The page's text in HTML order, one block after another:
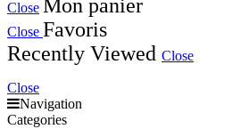
Close Mon panier
Close Favoris
Recently Viewed Close
Close
Navigation
Categories